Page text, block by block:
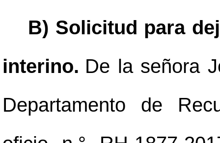
B) Solicitud para
interino. De la señora
Departamento de